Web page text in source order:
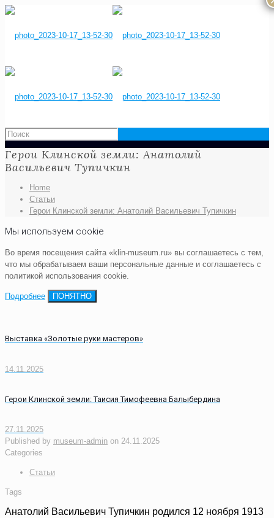
Герои Клинской земли: Анатолий
Васильевич Тупичкин
Home
Статьи
Герои Клинской земли: Анатолий Васильевич Тупичкин
Мы используем cookie
Во время посещения сайта «klin-museum.ru» вы соглашаетесь с тем,
что мы обрабатываем ваши персональные данные и соглашаетесь с
политикой использования cookie.
Подробнее ПОНЯТНО
Выставка «Золотые руки мастеров»
14.11.2025
Герои Клинской земли: Таисия Тимофеевна Балыбердина
27.11.2025
Published by museum-admin on 24.11.2025
Categories
Статьи
Tags
Анатолий Васильевич Тупичкин родился 12 ноября 1913